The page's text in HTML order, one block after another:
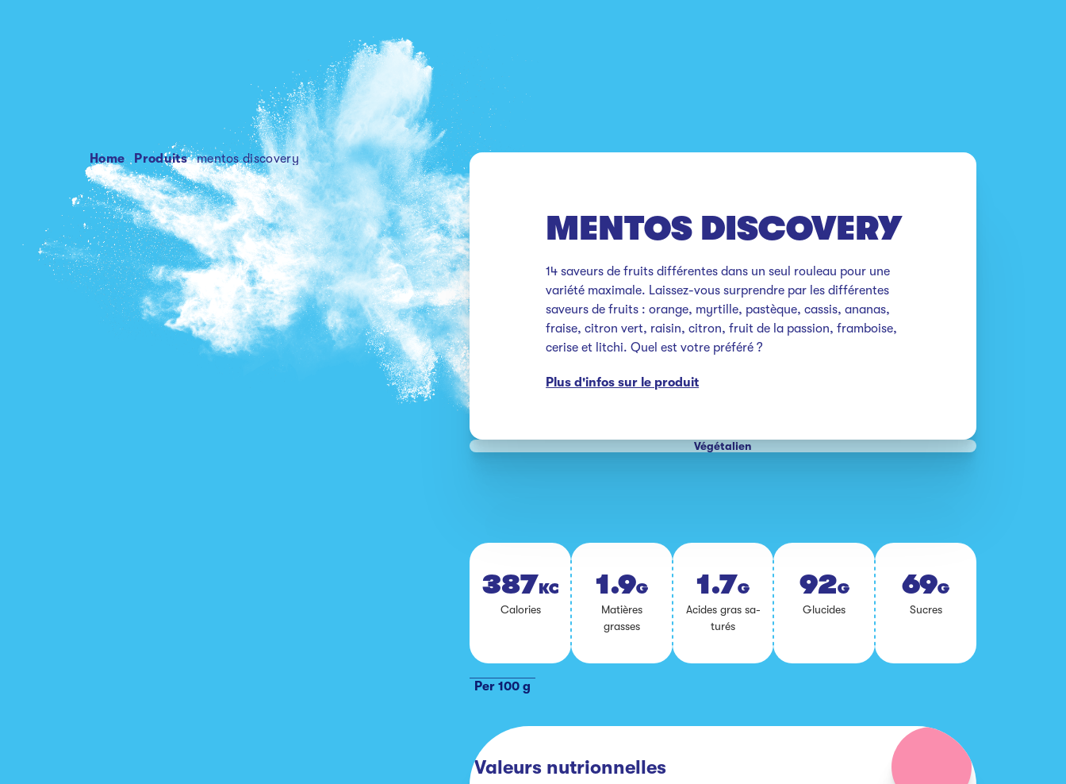
Home produits mentos discovery
MENTOS DISCOVERY
14 saveurs de fruits différentes dans un seul rouleau pour une
variété maximale. Laissez-vous surprendre par les différentes
saveurs de fruits : orange, myrtille, pastèque, cassis, ananas,
fraise, citron vert, raisin, citron, fruit de la passion, framboise,
cerise et litchi. Quel est votre préféré ?
Plus d'infos sur le produit
Végétalien
387 KCAL
Ca­lo­ries
1.9G
Ma­tières
grasses
1.7G
Acides gras sa­
tu­rés
92G
Glu­cides
69G
Sucres
Per 100 g
Valeurs nutrionnelles